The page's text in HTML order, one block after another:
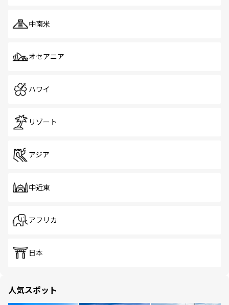
中南米
オセアニア
ハワイ
リゾート
アジア
中近東
アフリカ
日本
人気スポット